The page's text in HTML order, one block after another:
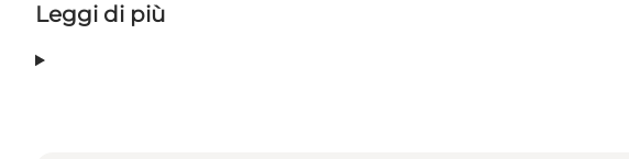
Leggi di più